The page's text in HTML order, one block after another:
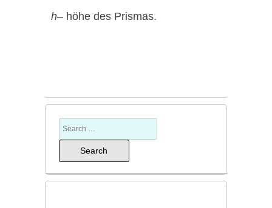
h– höhe des Prismas.